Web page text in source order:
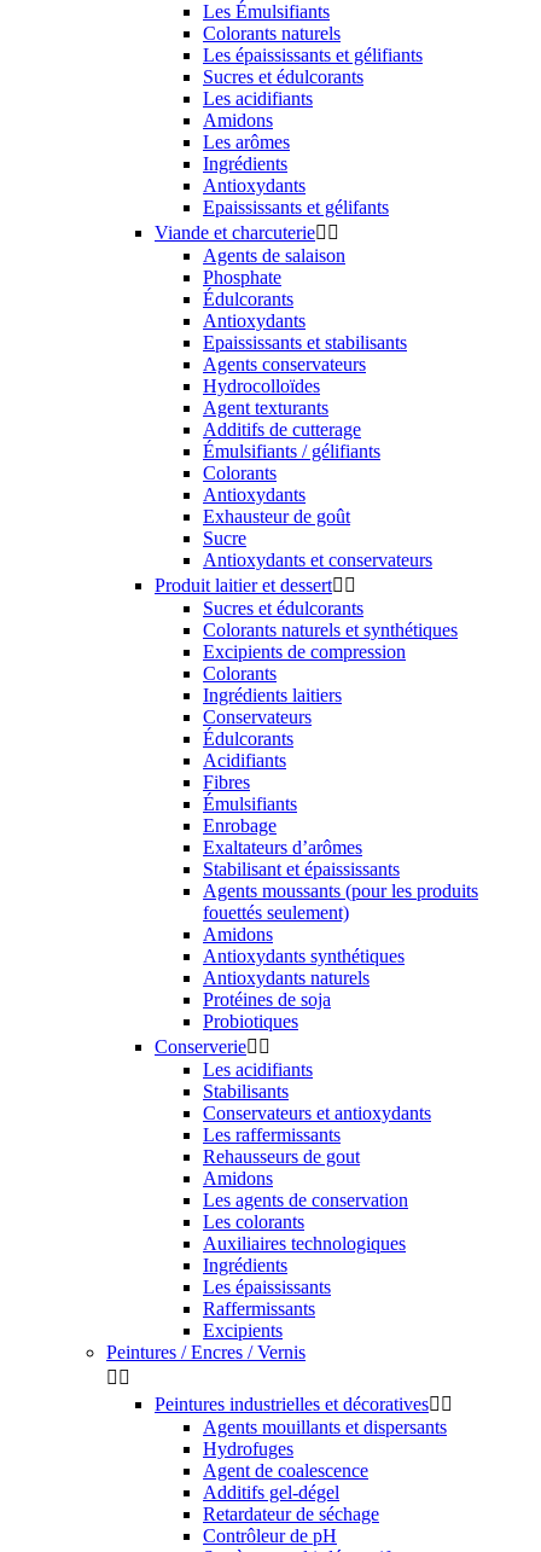
Les Émulsifiants
Colorants naturels
Les épaississants et gélifiants
Sucres et édulcorants
Les acidifiants
Amidons
Les arômes
Ingrédients
Antioxydants
Epaississants et gélifants
Viande et charcuterie 
Agents de salaison
Phosphate
Édulcorants
Antioxydants
Epaississants et stabilisants
Agents conservateurs
Hydrocolloïdes
Agent texturants
Additifs de cutterage
Émulsifiants / gélifiants
Colorants
Antioxydants
Exhausteur de goût
Sucre
Antioxydants et conservateurs
Produit laitier et dessert 
Sucres et édulcorants
Colorants naturels et synthétiques
Excipients de compression
Colorants
Ingrédients laitiers
Conservateurs
Édulcorants
Acidifiants
Fibres
Émulsifiants
Enrobage
Exaltateurs d’arômes
Stabilisant et épaississants
Agents moussants (pour les produits
fouettés seulement)
Amidons
Antioxydants synthétiques
Antioxydants naturels
Protéines de soja
Probiotiques
Conserverie 
Les acidifiants
Stabilisants
Conservateurs et antioxydants
Les raffermissants
Rehausseurs de gout
Amidons
Les agents de conservation
Les colorants
Auxiliaires technologiques
Ingrédients
Les épaississants
Raffermissants
Excipients
Peintures / Encres / Vernis
 
Peintures industrielles et décoratives 
Agents mouillants et dispersants
Hydrofuges
Agent de coalescence
Additifs gel-dégel
Retardateur de séchage
Contrôleur de pH